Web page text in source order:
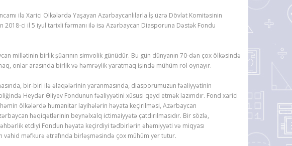
ilə Xarici Ölkələrdə Yaşayan Azərbaycanlılarla İş üzrə Dövlət Komitəsinin
2018-ci il 5 iyul tarixli fərmanı ilə isə Azərbaycan Diasporuna Dəstək Fondu
birlik şüarının simvolik günüdür. Bu gün dünyanın 70-dən çox ölkəsində
onlar arasında birlik və həmrəylik yaratmaq işində mühüm rol oynayır.
bir-biri ilə əlaqələrinin yaranmasında, diasporumuzun fəaliyyətinin
Heydər Əliyev Fondunun fəaliyyətini xüsusi qeyd etmək lazımdır. Fond xarici
ölkələrdə humanitar layihələrin həyata keçirilməsi, Azərbaycan
həqiqətlərinin beynəlxalq ictimaiyyətə çatdırılmasıdır. Bir sözlə,
etdiyi Fondun həyata keçirdiyi tədbirlərin əhəmiyyəti və miqyası
vahid məfkurə ətrafında birləşməsində çox mühüm yer tutur.